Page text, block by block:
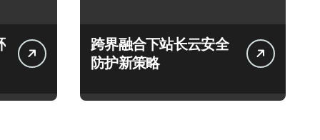
跨界融合下站长云安全
防护新策略